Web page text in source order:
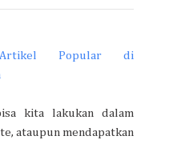
Popular di
kita lakukan dalam
ataupun mendapatkan